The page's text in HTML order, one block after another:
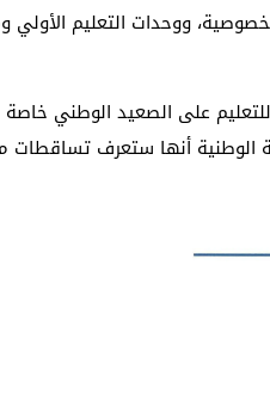
ووحدات التعليم الأولي
على الصعيد الوطني
الوطنية أنها ستعرف